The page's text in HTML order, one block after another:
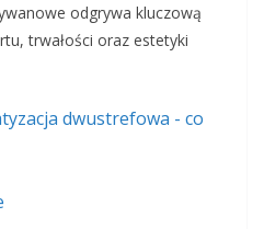
odgrywa kluczową
trwałości oraz estetyki
dwustrefowa - co